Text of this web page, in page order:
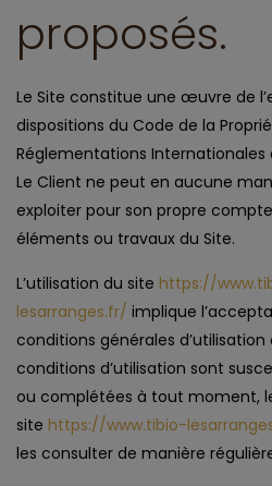
proposés.
Le Site constitue une œuvre de
dispositions du Code de la
Réglementations Internationales
Le Client ne peut en aucune
exploiter pour son propre
éléments ou travaux du Site.
L’utilisation du site https://
lesarranges.fr/ implique
conditions générales
conditions d’utilisation sont
ou complétées à tout moment,
site https://www.tibio-
les consulter de manière